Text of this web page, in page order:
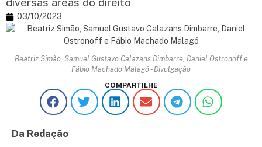
03/10/2023
Beatriz Simão, Samuel Gustavo Calazans Dimbarre, Daniel Ostronoff e
Fábio Machado Malagó - Divulgação
COMPARTILHE
Da Redação